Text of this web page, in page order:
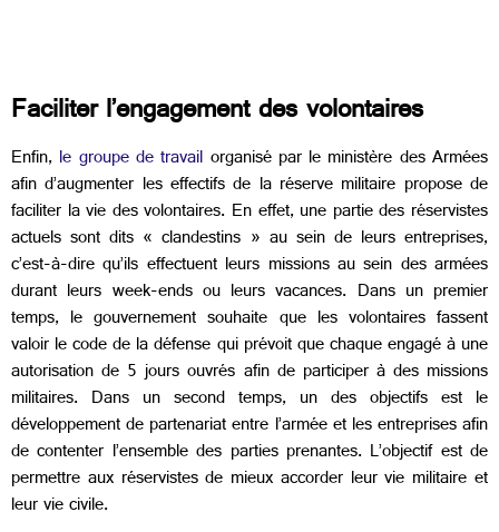
Faciliter l’engagement des volontaires
Enfin, le groupe de travail organisé par le ministère des Armées
afin d’augmenter les effectifs de la réserve militaire propose de
faciliter la vie des volontaires. En effet, une partie des réservistes
actuels sont dits « clandestins » au sein de leurs entreprises,
c’est-à-dire qu’ils effectuent leurs missions au sein des armées
durant leurs week-ends ou leurs vacances. Dans un premier
temps, le gouvernement souhaite que les volontaires fassent
valoir le code de la défense qui prévoit que chaque engagé à une
autorisation de 5 jours ouvrés afin de participer à des missions
militaires. Dans un second temps, un des objectifs est le
développement de partenariat entre l’armée et les entreprises afin
de contenter l’ensemble des parties prenantes. L’objectif est de
permettre aux réservistes de mieux accorder leur vie militaire et
leur vie civile.